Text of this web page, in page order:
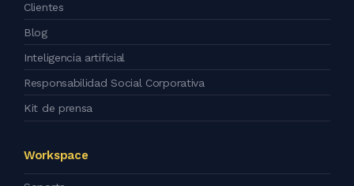
Clientes
Blog
Inteligencia artificial
Responsabilidad Social Corporativa
Kit de prensa
Workspace